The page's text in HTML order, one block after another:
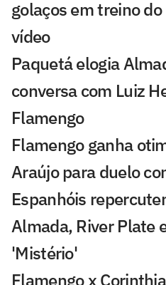
golaços em treino
vídeo
Paquetá elogia
conversa com Luiz
Flamengo
Flamengo ganha
Araújo para duelo
Espanhóis
Almada, River Plate
'Mistério'
Flamengo x